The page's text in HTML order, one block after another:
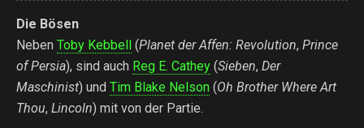
Die Bösen
Neben Toby Kebbell (Planet der Affen: Revolution, Prince
of Persia), sind auch Reg E. Cathey (Sieben, Der
Maschinist) und Tim Blake Nelson (Oh Brother Where Art
Thou, Lincoln) mit von der Partie.